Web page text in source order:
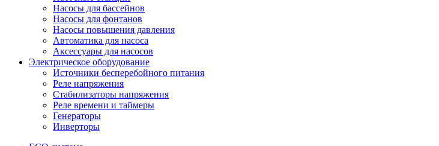
Насосы для бассейнов
Насосы для фонтанов
Насосы повышения давления
Автоматика для насоса
Аксессуары для насосов
Электрическое оборудование
Источники бесперебойного питания
Реле напряжения
Стабилизаторы напряжения
Реле времени и таймеры
Генераторы
Инверторы